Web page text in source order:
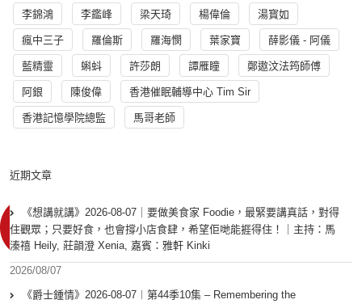
李錦鴻 李鑑峰 梁天琦 楊偉倫 湯寳如
瘋中三子 羅倫斯 羅海憫 葉家寶 薛影儀 - 阿儀
藍精靈 蝌蚪 許莎朗 譚雁瞳 鄭遨汶法筠師傅
阿銀 陳俊偉 香港催眠輔導中心 Tim Sir
香港記憶學院總監 馬哥老師
近期文章
《想講就講》2026-08-07｜要做美食家 Foodie，最緊要講真話，對得
住觀眾；只要好食，也會撐小店食肆，希望佢哋能捱得住！｜主持：馬
溱禧 Heily, 莊韻澄 Xenia, 嘉賓：雅軒 Kinki
2026/08/07
《爵士鍾情》2026-08-07︱第44季10集 – Remembering the